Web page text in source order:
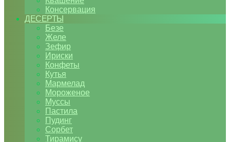
Консервация
ДЕСЕРТЫ
Безе
Желе
Зефир
Ириски
Конфеты
Кутья
Мармелад
Мороженое
Муссы
Пастила
Пудинг
Сорбет
Тирамису